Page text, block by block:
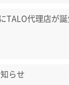
TALO代理店が誕
らせ